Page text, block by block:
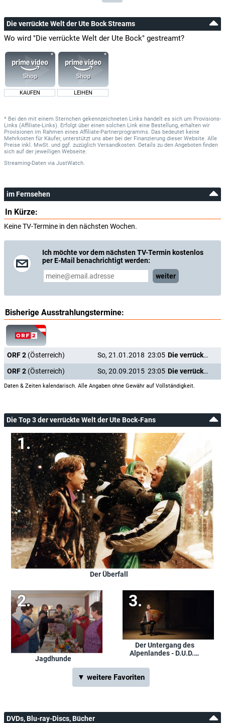
Die verrückte Welt der Ute Bock Streams
Wo wird "Die verrückte Welt der Ute Bock" gestreamt?
KAUFEN LEIHEN
* Bei den mit einem Sternchen gekennzeichneten Links handelt es sich um Provisions-
Links (Affiliate-Links). Erfolgt über einen solchen Link eine Bestellung, erhalten wir
Provisionen im Rahmen eines Affiliate-Partnerprogramms. Das bedeutet keine
Mehrkosten für Käufer, unterstützt uns aber bei der Finanzierung dieser Website. Alle
Preise inkl. MwSt. und ggf. zuzüglich Versandkosten. Details zu den Angeboten finden
sich auf der jeweiligen Webseite.
Streaming-Daten via JustWatch.
im Fernsehen
In Kürze:
Keine TV-Termine in den nächsten Wochen.
Ich möchte vor dem nächsten TV-Termin kostenlos
per E-Mail benachrichtigt werden:
weiter
Bisherige Ausstrahlungstermine:
ORF 2 (Österreich) So, 21.01.2018 23:05
Die verrückte Welt der Ute Bock
ORF 2 (Österreich) So, 20.09.2015 23:05 Die verrückte Welt der Ute Bock
Daten & Zeiten kalendarisch. Alle Angaben ohne Gewähr auf Vollständigkeit.
Die Top 3 der verrückte Welt der Ute Bock-Fans
Der Überfall
Jagdhunde
Der Untergang des
Alpenlandes - D.U.D.A!
▼ weitere Favoriten
DVDs, Blu-ray-Discs, Bücher